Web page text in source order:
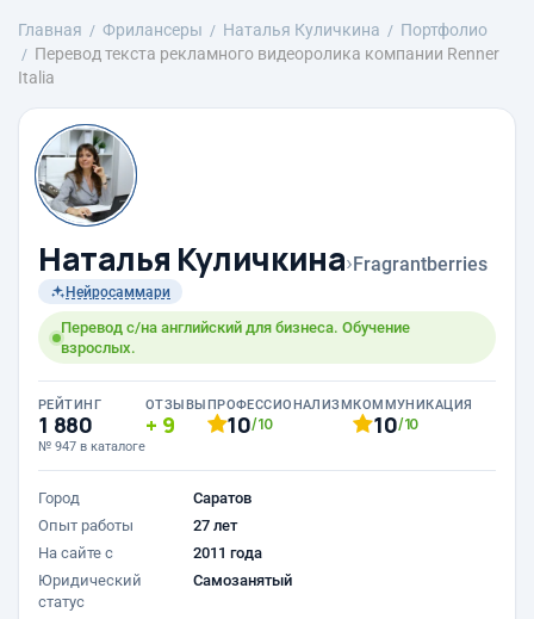
Главная Фрилансеры Наталья Куличкина
Портфолио
Перевод текста рекламного видеоролика компании Renner
Italia
Наталья Куличкина›Fragrantberries
Нейросаммари
Перевод с/на английский для бизнеса. Обучение
взрослых.
РЕЙТИНГ
1 880
№ 947 в каталоге
ОТЗЫВЫ
9
ПРОФЕССИОНАЛИЗМ
10/10
КОММУНИКАЦИЯ
10/10
Город
Саратов
Опыт работы
27 лет
На сайте с
2011 года
Юридический
статус
Самозанятый